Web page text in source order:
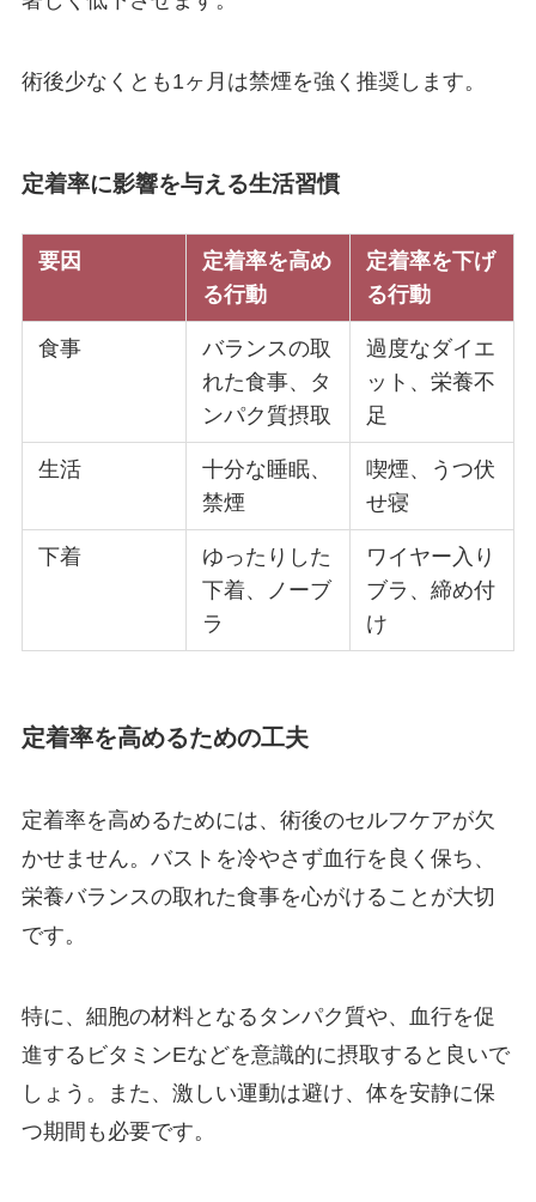
術後少なくとも1ヶ月は禁煙を強く推奨します。
定着率に影響を与える生活習慣
要因
定着率を高め
る行動
定着率を下げ
る行動
食事
バランスの取
れた食事、タ
ンパク質摂取
過度なダイエ
ット、栄養不
足
生活
十分な睡眠、
禁煙
喫煙、うつ伏
せ寝
下着
ゆったりした
下着、ノーブ
ラ
ワイヤー入り
ブラ、締め付
け
定着率を高めるための工夫
定着率を高めるためには、術後のセルフケアが欠
かせません。バストを冷やさず血行を良く保ち、
栄養バランスの取れた食事を心がけることが大切
です。
特に、細胞の材料となるタンパク質や、血行を促
進するビタミンEなどを意識的に摂取すると良いで
しょう。また、激しい運動は避け、体を安静に保
つ期間も必要です。